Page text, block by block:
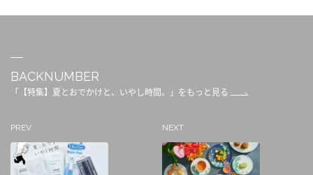
BACKNUMBER
「【特集】夏とおでかけと、いやし時間。」をもっと見る
PREV NEXT